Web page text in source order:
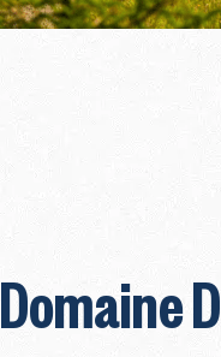
Domaine